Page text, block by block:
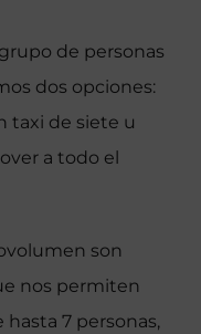
de personas
dos opciones:
taxi de siete u
a todo el
son
nos permiten
7 personas,